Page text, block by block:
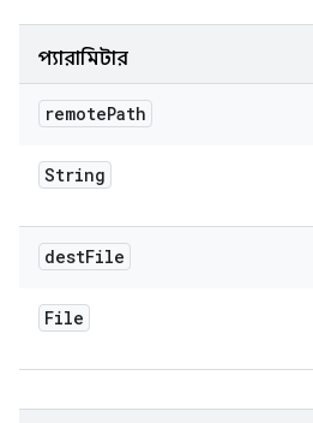
প্যারামিটার
remotePath
String
destFile
File